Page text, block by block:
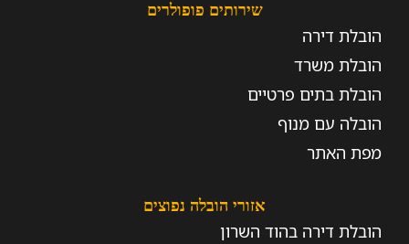
שירותים פופולרים
הובלת דירה
הובלת משרד
הובלת בתים פרטיים
הובלה עם מנוף
מפת האתר
אזורי הובלה נפוצים
הובלת דירה בהוד השרון